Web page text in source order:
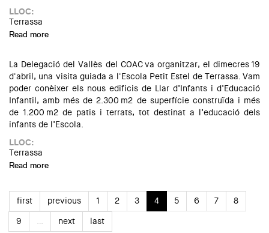
LLOC:
Terrassa
Read more
La Delegació del Vallès del COAC va organitzar, el dimecres 19
d'abril, una visita guiada a l'Escola Petit Estel de Terrassa. Vam
poder conèixer els nous edificis de Llar d’Infants i d’Educació
Infantil, amb més de 2.300 m2 de superfície construïda i més
de 1.200 m2 de patis i terrats, tot destinat a l’educació dels
infants de l’Escola.
LLOC:
Terrassa
Read more
first previous 1 2 3 4 5 6 7
8
9
… next last